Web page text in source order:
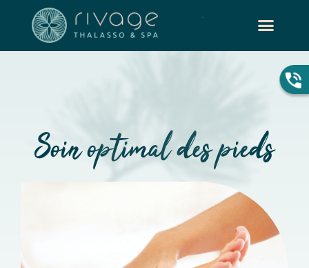
Soin optimal des pieds